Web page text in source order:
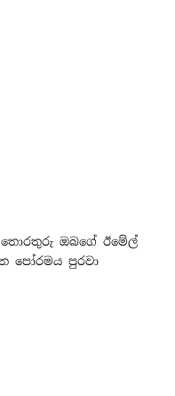
ඔබගේ ඊමේල්
පෝරමය පුරවා